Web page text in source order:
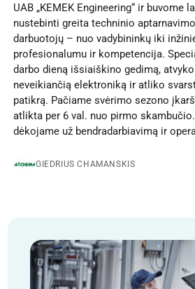
UAB „KEMEK Engineering“ ir buvome
nustebinti greita techninio
darbuotojų – nuo vadybininkų iki
profesionalumu ir kompetencija.
darbo dieną išsiaiškino gedimą,
neveikiančią elektroniką ir atliko
patikrą. Pačiame svėrimo sezono
atlikta per 6 val. nuo pirmo
dėkojame už bendradarbiavimą ir
GIEDRIUS CHAMANSKIS